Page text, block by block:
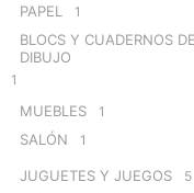
PAPEL 1
BLOCS Y CUADERNOS DE
DIBUJO
1
MUEBLES 1
SALÓN 1
JUGUETES Y JUEGOS 5